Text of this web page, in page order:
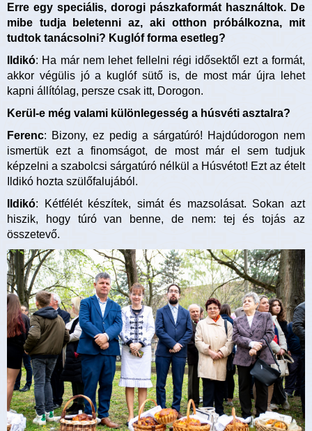
Erre egy speciális, dorogi pászkaformát használtok. De
mibe tudja beletenni az, aki otthon próbálkozna, mit
tudtok tanácsolni? Kuglóf forma esetleg?
Ildikó: Ha már nem lehet fellelni régi idősektől ezt a formát,
akkor végülis jó a kuglóf sütő is, de most már újra lehet
kapni állítólag, persze csak itt, Dorogon.
Kerül-e még valami különlegesség a húsvéti asztalra?
Ferenc: Bizony, ez pedig a sárgatúró! Hajdúdorogon nem
ismertük ezt a finomságot, de most már el sem tudjuk
képzelni a szabolcsi sárgatúró nélkül a Húsvétot! Ezt az ételt
Ildikó hozta szülőfalujából.
Ildikó: Kétfélét készítek, simát és mazsolásat. Sokan azt
hiszik, hogy túró van benne, de nem: tej és tojás az
összetevő.